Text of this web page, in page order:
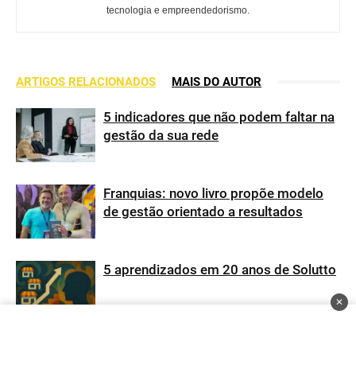
tecnologia e empreendedorismo.
ARTIGOS RELACIONADOS MAIS DO AUTOR
5 indicadores que não podem faltar na
gestão da sua rede
Franquias: novo livro propõe modelo
de gestão orientado a resultados
5 aprendizados em 20 anos de Solutto
✕